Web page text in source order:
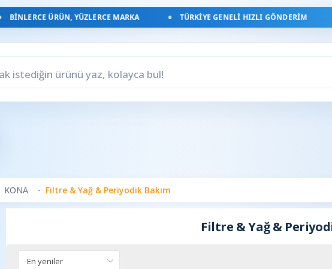
BINLERCE ÜRÜN, YÜZLERCE MARKA TÜRKIYE GENELI HIZLI GÖNDERIM
KONA Filtre & Yağ & Periyodik Bakım
Filtre & Yağ &